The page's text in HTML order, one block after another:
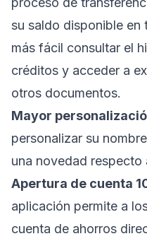
su saldo disponible en
más fácil consultar el
créditos y acceder a
otros documentos.
Mayor
personalizar su
una novedad respecto
Apertura de cuenta
aplicación permite a
cuenta de ahorros